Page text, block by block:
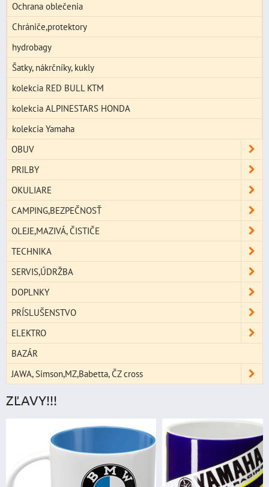
Ochrana oblečenia
Chrániče,protektory
hydrobagy
Šatky, nákrčníky, kukly
kolekcia RED BULL KTM
kolekcia ALPINESTARS HONDA
kolekcia Yamaha
OBUV
PRILBY
OKULIARE
CAMPING,BEZPEČNOSŤ
OLEJE,MAZIVÁ, ČISTIČE
TECHNIKA
SERVIS,ÚDRŽBA
DOPLNKY
PRÍSLUŠENSTVO
ELEKTRO
BAZÁR
JAWA, Simson,MZ,Babetta, ČZ cross
ZĽAVY!!!